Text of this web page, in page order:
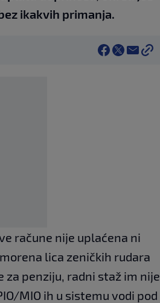
ikakvih primanja.
račune nije uplaćena ni
lica zeničkih rudara
za penziju, radni staž im nije
MIO ih u sistemu vodi pod